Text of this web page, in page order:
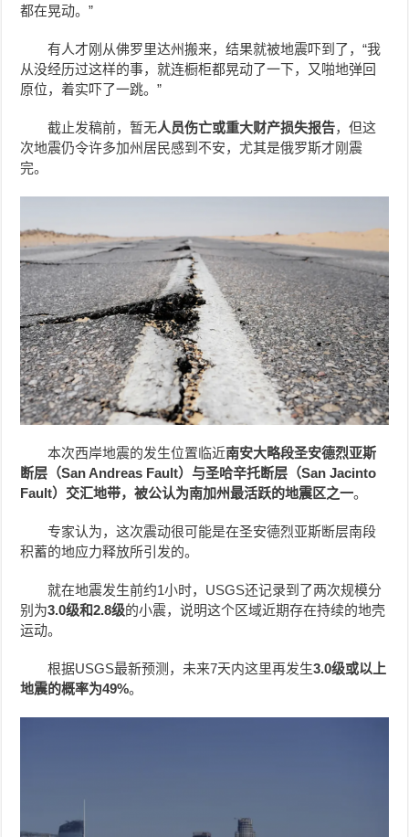
都在晃动。”
有人才刚从佛罗里达州搬来，结果就被地震吓到了，“我
从没经历过这样的事，就连橱柜都晃动了一下，又啪地弹回
原位，着实吓了一跳。”
截止发稿前，暂无人员伤亡或重大财产损失报告，但这
次地震仍令许多加州居民感到不安，尤其是俄罗斯才刚震
完。
本次西岸地震的发生位置临近南安大略段圣安德烈亚斯
断层（San Andreas Fault）与圣哈辛托断层（San Jacinto
Fault）交汇地带，被公认为南加州最活跃的地震区之一。
专家认为，这次震动很可能是在圣安德烈亚斯断层南段
积蓄的地应力释放所引发的。
就在地震发生前约1小时，USGS还记录到了两次规模分
别为3.0级和2.8级的小震，说明这个区域近期存在持续的地壳
运动。
根据USGS最新预测，未来7天内这里再发生3.0级或以上
地震的概率为49%。